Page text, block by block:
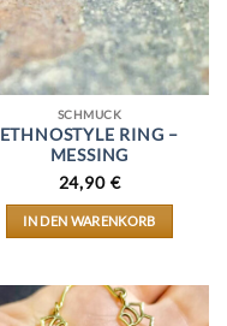
SCHMUCK
ETHNOSTYLE RING –
MESSING
24,90 €
IN DEN WARENKORB